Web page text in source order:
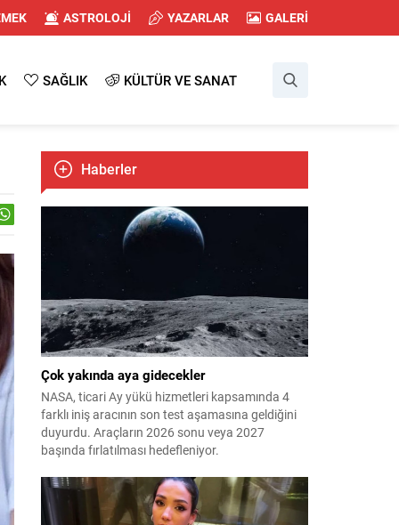
ASTROLOJİ YAZARLAR GALERİ
SAĞLIK KÜLTÜR VE SANAT
Haberler
Çok yakında aya gidecekler
NASA, ticari Ay yükü hizmetleri kapsamında 4
farklı iniş aracının son test aşamasına geldiğini
duyurdu. Araçların 2026 sonu veya 2027
başında fırlatılması hedefleniyor.